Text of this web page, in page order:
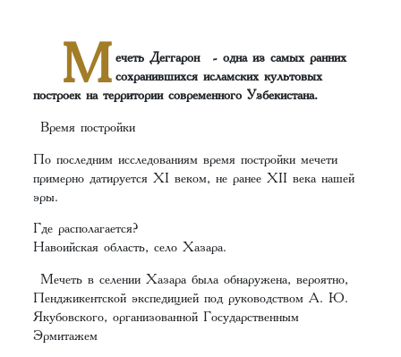
М ечеть Деггарон - одна из самых ранних
сохранившихся исламских культовых
построек на территории современного Узбекистана.
Время постройки
По последним исследованиям время постройки мечети
примерно датируется XI веком, не ранее XII века нашей
эры.
Где располагается?
Навоийская область, село Хазара.
Мечеть в селении Хазара была обнаружена, вероятно,
Пенджикентской экспедицией под руководством А. Ю.
Якубовского, организованной Государственным
Эрмитажем